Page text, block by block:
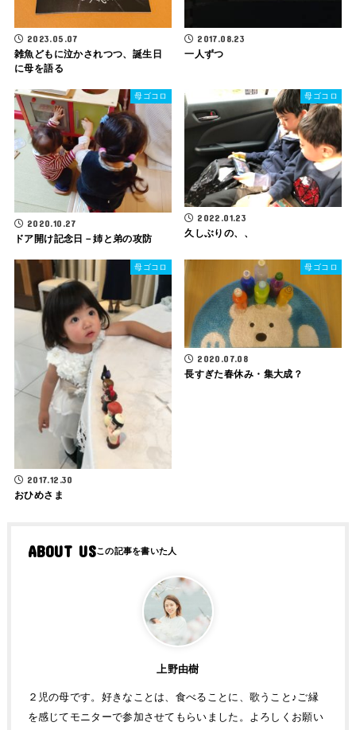
2023.05.07
雑魚どもに泣かされつつ、誕生日
に母を語る
2017.08.23
一人ずつ
母ゴコロ
2020.10.27
ドア開け記念日－姉と弟の攻防
母ゴコロ
2022.01.23
久しぶりの、、
母ゴコロ
2017.12.30
おひめさま
母ゴコロ
2020.07.08
長すぎた春休み・集大成？
ABOUT US
上野由樹
２児の母です。好きなことは、食べることに、歌うこと♪ご縁
を感じてモニターで参加させてもらいました。よろしくお願い